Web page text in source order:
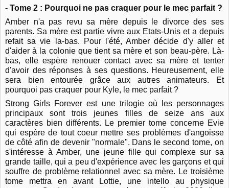
- Tome 2 : Pourquoi ne pas craquer pour le mec parfait ?
Amber n'a pas revu sa mère depuis le divorce des ses
parents. Sa mère est partie vivre aux Etats-Unis et a depuis
refait sa vie la-bas. Pour l'été, Amber décide d'y aller et
d'aider à la colonie que tient sa mère et son beau-père. Là-
bas, elle espère renouer contact avec sa mère et tenter
d'avoir des réponses à ses questions. Heureusement, elle
sera bien entourée grâce aux autres animateurs. Et
pourquoi pas craquer pour Kyle, le mec parfait ?
Strong Girls Forever est une trilogie où les personnages
principaux sont trois jeunes filles de seize ans aux
caractères bien différents. Le premier tome concerne Evie
qui espère de tout coeur mettre ses problèmes d'angoisse
de côté afin de devenir "normale". Dans le second tome, on
s'intéresse à Amber, une jeune fille qui complexe sur sa
grande taille, qui a peu d'expérience avec les garçons et qui
souffre de problème relationnel avec sa mère. Le troisième
tome mettra en avant Lottie, une intello au physique